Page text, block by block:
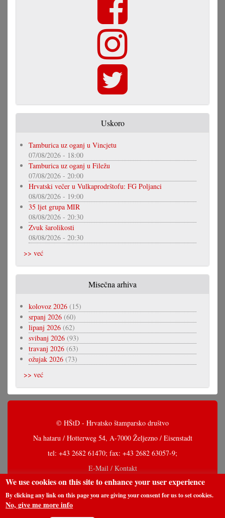
Uskoro
Tamburica uz oganj u Vincjetu
07/08/2026 - 18:00
Tamburica uz oganj u Filežu
07/08/2026 - 20:00
Hrvatski večer u Vulkaprodrštofu: FG Poljanci
08/08/2026 - 19:00
35 ljet grupa MIR
08/08/2026 - 20:30
Zvuk šarolikosti
08/08/2026 - 20:30
>> već
Misečna arhiva
kolovoz 2026 (15)
srpanj 2026 (60)
lipanj 2026 (62)
svibanj 2026 (93)
travanj 2026 (63)
ožujak 2026 (73)
>> već
© HŠtD - Hrvatsko štamparsko društvo
Na hataru / Hotterweg 54, A-7000 Željezno / Eisenstadt
tel: +43 2682 61470; fax: +43 2682 63057-9;
E-Mail / Kontakt
We use cookies on this site to enhance your user experience
By clicking any link on this page you are giving your consent for us to set cookies.
No, give me more info